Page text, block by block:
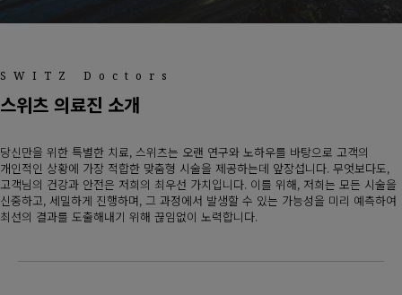
SWITZ Doctors
스위츠 의료진 소개
당신만을 위한 특별한 치료, 스위츠는 오랜 연구와 노하우를 바탕으로 고객의
개인적인 상황에 가장 적합한 맞춤형 시술을 제공하는데 앞장섭니다. 무엇보다도,
고객님의 건강과 안전은 저희의 최우선 가치입니다. 이를 위해, 저희는 모든 시술을
신중하고, 세밀하게 진행하며, 그 과정에서 발생할 수 있는 가능성을 미리 예측하여
최선의 결과를 도출해내기 위해 끊임없이 노력합니다.